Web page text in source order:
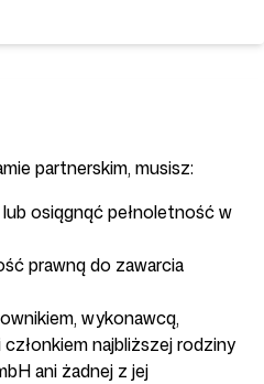
partnerskim, musisz:
osiągnąć pełnoletność w
prawną do zawarcia
wykonawcą,
najbliższej rodziny
ani żadnej z jej